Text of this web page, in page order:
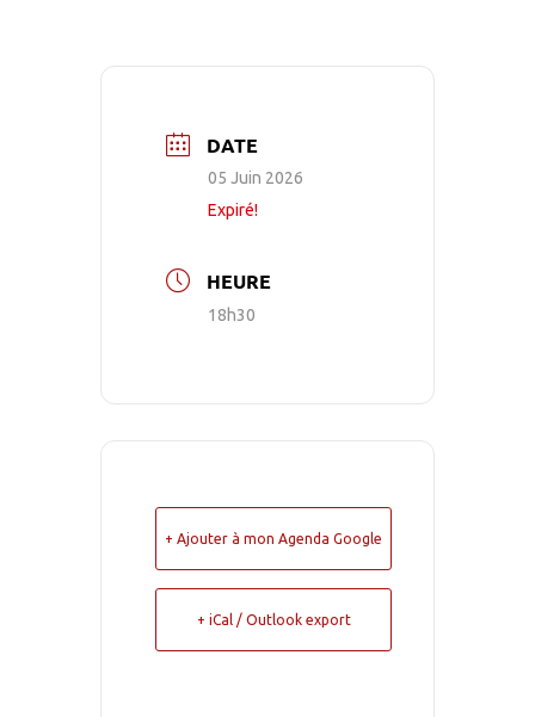
DATE
05 Juin 2026
Expiré!
HEURE
18h30
+ Ajouter à mon Agenda Google
+ iCal / Outlook export